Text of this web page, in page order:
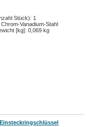
Stück): 1
Chrom-Vanadium-Stahl
[kg]: 0,069 kg